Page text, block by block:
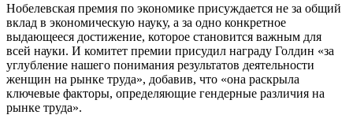
Нобелевская премия по экономике присуждается не за общий
вклад в экономическую науку, а за одно конкретное
выдающееся достижение, которое становится важным для
всей науки. И комитет премии присудил награду Голдин «за
углубление нашего понимания результатов деятельности
женщин на рынке труда», добавив, что «она раскрыла
ключевые факторы, определяющие гендерные различия на
рынке труда».